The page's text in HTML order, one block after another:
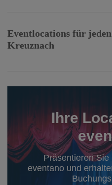
Eventlocations für
Kreuznach
Ihre
Präsentieren
eventano und